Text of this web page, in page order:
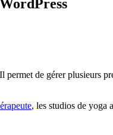
de gérer plusieurs
, les studios de yoga